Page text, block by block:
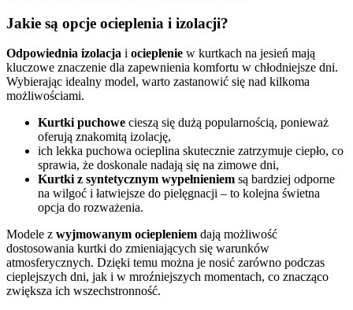
Jakie są opcje ocieplenia i izolacji?
Odpowiednia izolacja i ocieplenie w kurtkach na jesień mają
kluczowe znaczenie dla zapewnienia komfortu w chłodniejsze dni.
Wybierając idealny model, warto zastanowić się nad kilkoma
możliwościami.
Kurtki puchowe cieszą się dużą popularnością, ponieważ
oferują znakomitą izolację,
ich lekka puchowa ocieplina skutecznie zatrzymuje ciepło, co
sprawia, że doskonale nadają się na zimowe dni,
Kurtki z syntetycznym wypełnieniem są bardziej odporne
na wilgoć i łatwiejsze do pielęgnacji – to kolejna świetna
opcja do rozważenia.
Modele z wyjmowanym ociepleniem dają możliwość
dostosowania kurtki do zmieniających się warunków
atmosferycznych. Dzięki temu można je nosić zarówno podczas
cieplejszych dni, jak i w mroźniejszych momentach, co znacząco
zwiększa ich wszechstronność.